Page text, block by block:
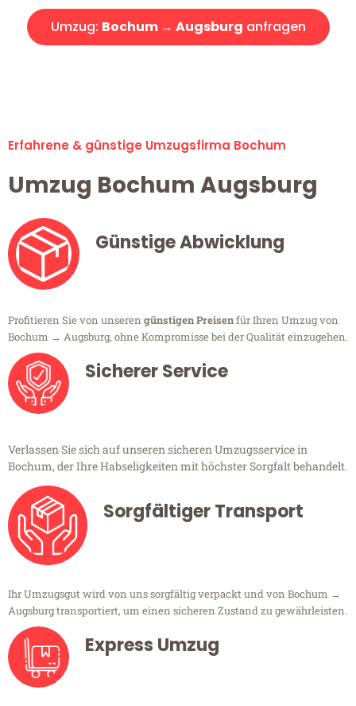
Umzug: Bochum → Augsburg anfragen
Erfahrene & günstige Umzugsfirma Bochum
Umzug Bochum Augsburg
Günstige Abwicklung
Profitieren Sie von unseren günstigen Preisenfür Ihren Umzug von
Bochum → Augsburg, ohne Kompromisse bei der Qualität einzugehen.
Sicherer Service
Verlassen Sie sich auf unseren sicheren Umzugsservice in
Bochum, der Ihre Habseligkeiten mit höchster Sorgfalt behandelt.
Sorgfältiger Transport
Ihr Umzugsgut wird von uns sorgfältig verpackt und von Bochum →
Augsburg transportiert, um einen sicheren Zustand zu gewährleisten.
Express Umzug